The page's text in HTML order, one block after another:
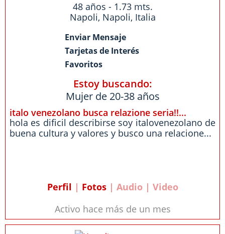
48 años - 1.73 mts.
Napoli, Napoli, Italia
Enviar Mensaje
Tarjetas de Interés
Favoritos
Estoy buscando:
Mujer de 20-38 años
italo venezolano busca relazione seria!!...
hola es dificil describirse soy italovenezolano de
buena cultura y valores y busco una relacione...
Perfil | Fotos| Audio | Video
Activo hace más de un mes